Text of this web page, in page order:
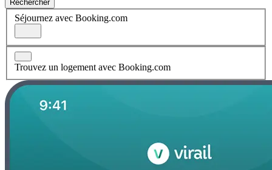
Rechercher
Séjournez avec Booking.com
Trouvez un logement avec Booking.com